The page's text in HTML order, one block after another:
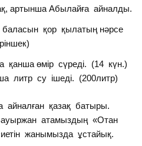
артынша Абылайға айналды.
қор қылатың нәрсе
қанша өмір сүреді. (14 күн.)
литр су ішеді. (200литр)
айналған қазақ батыры.
атамыздың «Отан
жанымызда ұстайық.